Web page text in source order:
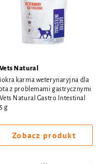
Natural
karma weterynaryjna dla
z problemami gastrycznymi
Natural Gastro Intestinal
g
Zobacz produkt